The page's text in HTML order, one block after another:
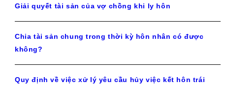
Giải quyết tài sản của vợ chồng khi ly hôn
Chia tài sản chung trong thời kỳ hôn nhân có được
không?
Quy định về việc xử lý yêu cầu hủy việc kết hôn trái